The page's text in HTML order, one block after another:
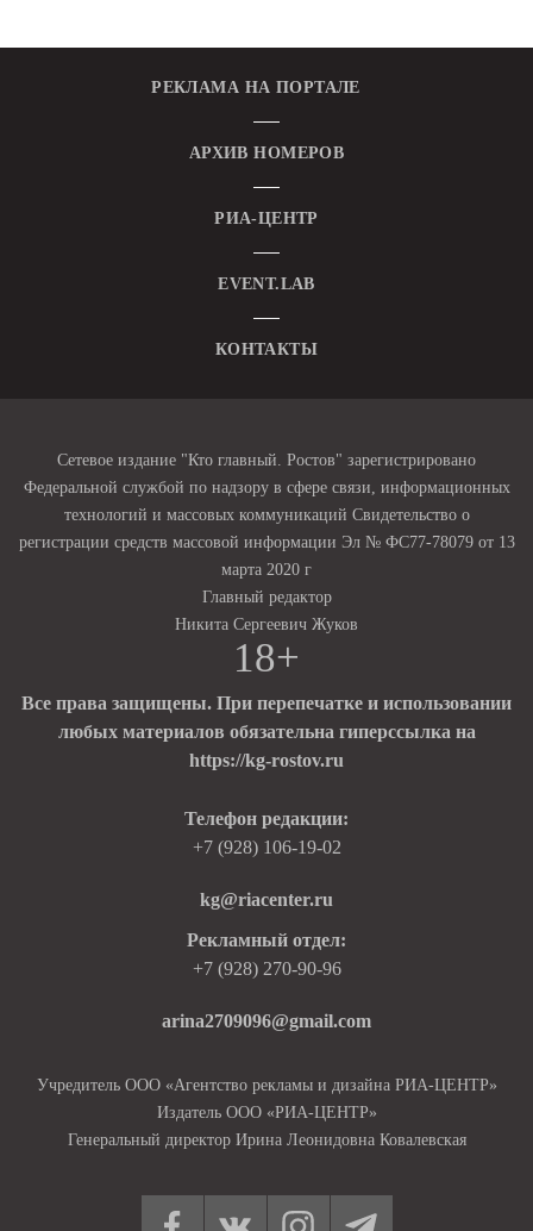
РЕКЛАМА НА ПОРТАЛЕ
АРХИВ НОМЕРОВ
РИА-ЦЕНТР
EVENT.LAB
КОНТАКТЫ
Сетевое издание "Кто главный. Ростов" зарегистрировано
Федеральной службой по надзору в сфере связи, информационных
технологий и массовых коммуникаций Свидетельство о
регистрации средств массовой информации Эл № ФС77-78079 от 13
марта 2020 г
Главный редактор
Никита Сергеевич Жуков
18+
Все права защищены. При перепечатке и использовании
любых материалов обязательна гиперссылка на
https://kg-rostov.ru
Телефон редакции:
+7 (928) 106-19-02
kg@riacenter.ru
Рекламный отдел:
+7 (928) 270-90-96
arina2709096@gmail.com
Учредитель ООО «Агентство рекламы и дизайна РИА-ЦЕНТР»
Издатель ООО «РИА-ЦЕНТР»
Генеральный директор Ирина Леонидовна Ковалевская